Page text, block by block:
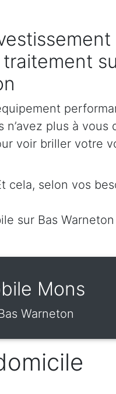
n’avez plus à vous
voir briller votre
selon vos
sur Bas Warneton
Mons
Warneton